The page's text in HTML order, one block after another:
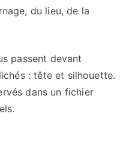
du lieu, de la
passent devant
: tête et silhouette.
dans un fichier